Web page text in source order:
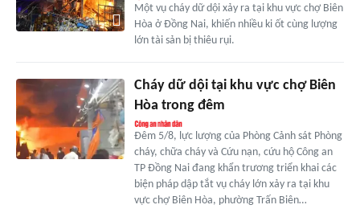
Một vụ cháy dữ dội xảy ra tại khu vực chợ Biên
Hòa ở Đồng Nai, khiến nhiều ki ốt cùng lượng
lớn tài sản bị thiêu rụi.
Cháy dữ dội tại khu vực chợ Biên
Hòa trong đêm
Đêm 5/8, lực lượng của Phòng Cảnh sát Phòng
cháy, chữa cháy và Cứu nạn, cứu hộ Công an
TP Đồng Nai đang khẩn trương triển khai các
biện pháp dập tắt vụ cháy lớn xảy ra tại khu
vực chợ Biên Hòa, phường Trấn Biên…